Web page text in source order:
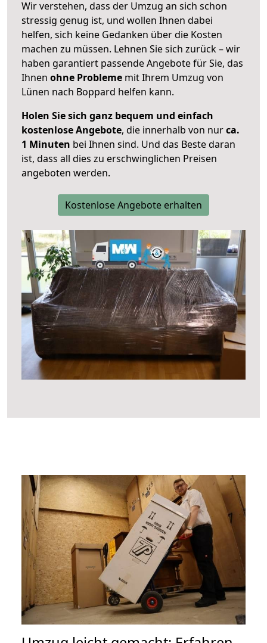
Wir verstehen, dass der Umzug an sich schon
stressig genug ist, und wollen Ihnen dabei
helfen, sich keine Gedanken über die Kosten
machen zu müssen. Lehnen Sie sich zurück – wir
haben garantiert passende Angebote für Sie, das
Ihnen ohne Probleme mit Ihrem Umzug von
Lünen nach Boppard helfen kann.
Holen Sie sich ganz bequem und einfach
kostenlose Angebote, die innerhalb von nurca.
1 Minuten bei Ihnen sind. Und das Beste daran
ist, dass all dies zu erschwinglichen Preisen
angeboten werden.
Kostenlose Angebote erhalten